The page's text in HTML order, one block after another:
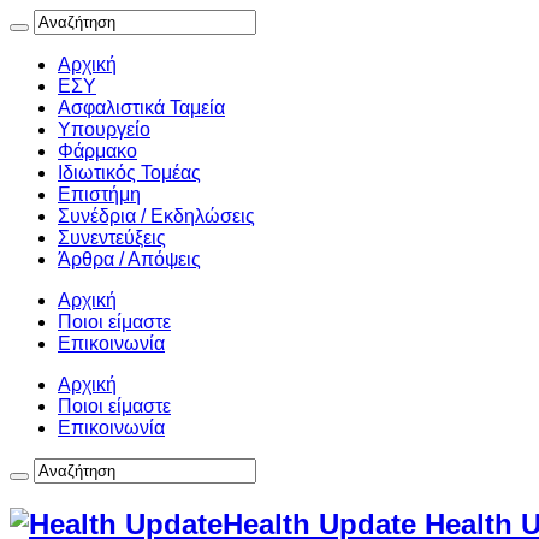
Αρχική
ΕΣΥ
Ασφαλιστικά Ταμεία
Υπουργείο
Φάρμακο
Ιδιωτικός Τομέας
Επιστήμη
Συνέδρια / Εκδηλώσεις
Συνεντεύξεις
Άρθρα / Απόψεις
Αρχική
Ποιοι είμαστε
Επικοινωνία
Αρχική
Ποιοι είμαστε
Επικοινωνία
Health Update Health